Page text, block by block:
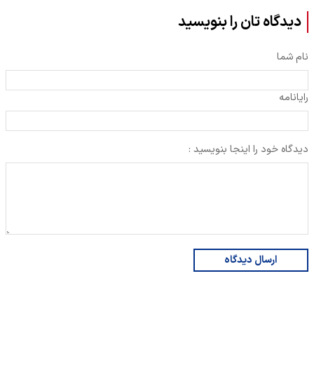
دیدگاه تان را بنویسید
نام شما
رایانامه
دیدگاه خود را اینجا بنویسید :
ارسال دیدگاه